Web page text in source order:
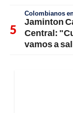
Colombianos
Jaminton
Central:
vamos a